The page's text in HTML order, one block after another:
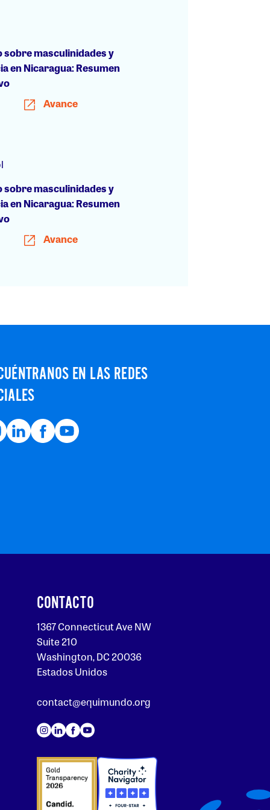
sobre masculinidades y
en Nicaragua: Resumen
Avance
sobre masculinidades y
en Nicaragua: Resumen
Avance
EN LAS REDES
CONTACTO
1367 Connecticut Ave NW
Suite 210
Washington, DC 20036
Estados Unidos
contact@equimundo.org